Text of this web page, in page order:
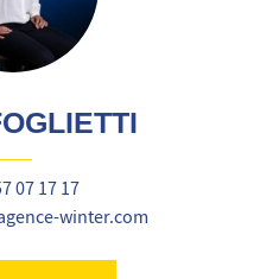
07 17 17
winter.com